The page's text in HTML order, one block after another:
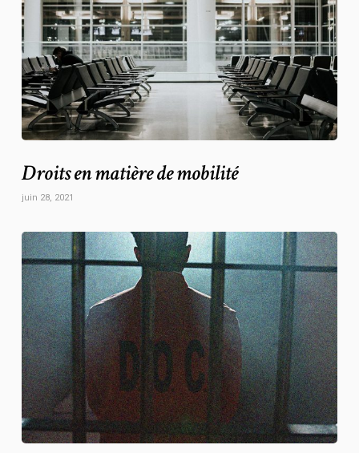
Droits en matière de mobilité
juin 28, 2021